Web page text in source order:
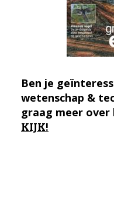
Ben je
wetenschap &
graag meer over
KIJK!